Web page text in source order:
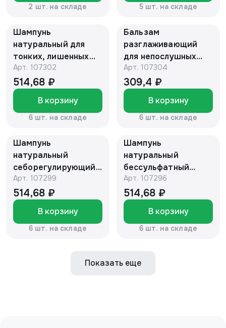
2 шт. на складе 5 шт. на складе
Шампунь
натуральный для
тонких, лишенных
объема волос
VOLUME 470мл
"Botavikos"
Арт. 107302
514,68 ₽
В корзину
6 шт. на складе
Бальзам
разглаживающий
для непослушных
волос TEENS 600 мл
TEENS "Botavikos"
Арт. 107304
309,4 ₽
В корзину
6 шт. на складе
Шампунь
натуральный
себорегулирующий
BALANCE 470мл
"Botavikos"
Арт. 107299
514,68 ₽
В корзину
6 шт. на складе
Шампунь
натуральный
бессульфатный
тонирующий для
окрашенных волос
BLONDE 470мл
"Botavikos"
Арт. 107296
514,68 ₽
В корзину
6 шт. на складе
Показать еще